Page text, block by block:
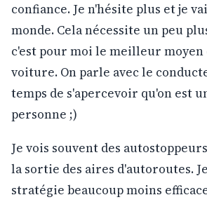
confiance. Je n'hésite plus et je
monde. Cela nécessite un peu
c'est pour moi le meilleur
voiture. On parle avec le
temps de s'apercevoir qu'on est
personne ;)
Je vois souvent des
la sortie des aires d'autoroutes.
stratégie beaucoup moins